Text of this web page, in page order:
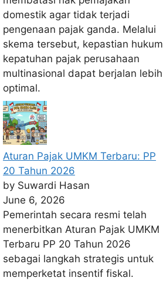
domestik agar tidak terjadi
pengenaan pajak ganda. Melalui
skema tersebut, kepastian hukum
kepatuhan pajak perusahaan
multinasional dapat berjalan lebih
optimal.
Aturan Pajak UMKM Terbaru: PP
20 Tahun 2026
by Suwardi Hasan
June 6, 2026
Pemerintah secara resmi telah
menerbitkan Aturan Pajak UMKM
Terbaru PP 20 Tahun 2026
sebagai langkah strategis untuk
memperketat insentif fiskal.